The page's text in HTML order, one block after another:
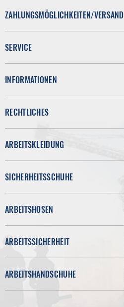
ZAHLUNGSMÖGLICHKEITEN/VERSAND
SERVICE
INFORMATIONEN
RECHTLICHES
ARBEITSKLEIDUNG
SICHERHEITSSCHUHE
ARBEITSHOSEN
ARBEITSSICHERHEIT
ARBEITSHANDSCHUHE